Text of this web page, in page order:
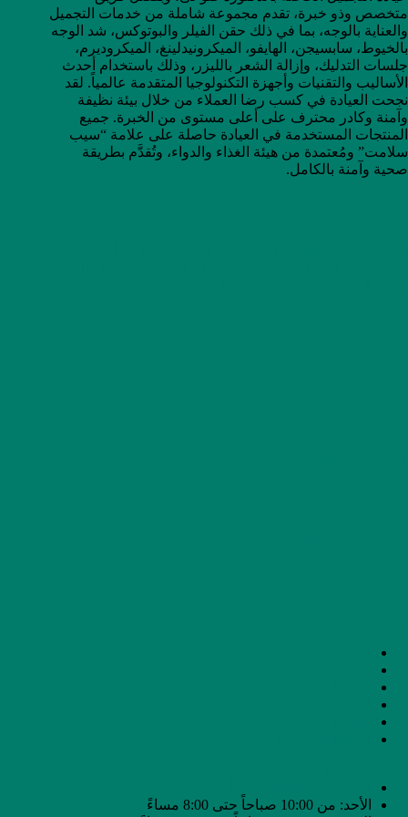
متخصص وذو خبرة، تقدم مجموعة شاملة من خدمات التجميل
والعناية بالوجه، بما في ذلك حقن الفيلر والبوتوكس، شد الوجه
بالخيوط، سابسيجن، الهايفو، الميكرونيدلينغ، الميكروديرم،
جلسات التدليك، وإزالة الشعر بالليزر، وذلك باستخدام أحدث
الأساليب والتقنيات وأجهزة التكنولوجيا المتقدمة عالمياً. لقد
نجحت العيادة في كسب رضا العملاء من خلال بيئة نظيفة
وآمنة وكادر محترف على أعلى مستوى من الخبرة. جميع
المنتجات المستخدمة في العيادة حاصلة على علامة “سيب
سلامت” ومُعتمدة من هيئة الغذاء والدواء، وتُقدَّم بطريقة
صحية وآمنة بالكامل.
الأحد: من 10:00 صباحاً حتى 8:00 مساءً